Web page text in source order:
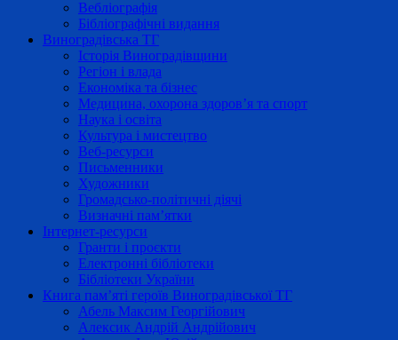
Вебліографія
Бібліографічні видання
Виноградівська ТГ
Історія Виноградівщини
Регіон і влада
Економіка та бізнес
Медицина, охорона здоров’я та спорт
Наука і освіта
Культура і мистецтво
Веб-ресурси
Письменники
Художники
Громадсько-політичні діячі
Визначні пам’ятки
Інтернет-ресурси
Гранти і проєкти
Електронні бібліотеки
Бібліотеки України
Книга пам’яті героїв Виноградівської ТГ
Абель Максим Георгійович
Алексик Андрій Андрійович